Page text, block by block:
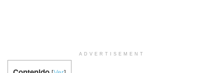
ADVERTISEMENT